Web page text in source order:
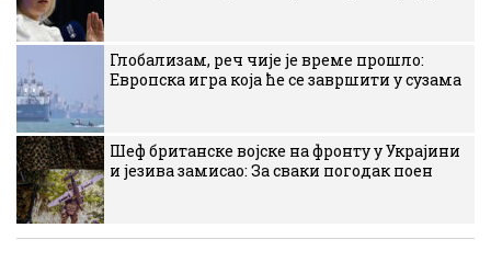
Глобализам, реч чије је време прошло:
Европска игра која ће се завршити у сузама
Шеф британске војске на фронту у Украјини
и језива замисао: За сваки погодак поен